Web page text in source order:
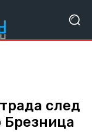
след
Брезница